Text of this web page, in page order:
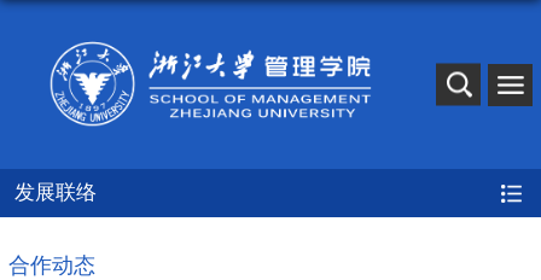
发展联络
合作动态